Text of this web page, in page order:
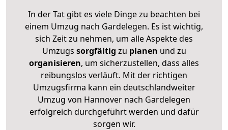
In der Tat gibt es viele Dinge zu beachten bei
einem Umzug nach Gardelegen. Es ist wichtig,
sich Zeit zu nehmen, um alle Aspekte des
Umzugs sorgfältig zu planen und zu
organisieren, um sicherzustellen, dass alles
reibungslos verläuft. Mit der richtigen
Umzugsfirma kann ein deutschlandweiter
Umzug von Hannover nach Gardelegen
erfolgreich durchgeführt werden und dafür
sorgen wir.